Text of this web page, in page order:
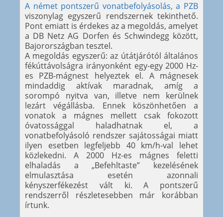
A német pontszerű vonatbefolyásolás, a PZB
viszonylag egyszerű rendszernek tekinthető.
Pont emiatt is érdekes az a megoldás, amelyet
a DB Netz AG Dorfen és Schwindegg között,
Bajorországban tesztel.
A megoldás egyszerű: az útátjárótól általános
fékúttávolságra irányonként egy-egy 2000 Hz-
es PZB-mágnest helyeztek el. A mágnesek
mindaddig aktívak maradnak, amíg a
sorompó nyitva van, illetve nem kerülnek
lezárt végállásba. Ennek köszönhetően a
vonatok a mágnes mellett csak fokozott
óvatossággal haladhatnak el, a
vonatbefolyásoló rendszer sajátosságai miatt
ilyen esetben legfeljebb 40 km/h-val lehet
közlekedni. A 2000 Hz-es mágnes feletti
elhaladás a „Befehltaste” kezelésének
elmulasztása esetén azonnali
kényszerfékezést vált ki. A pontszerű
rendszerről részletesebben már korábban
írtunk.